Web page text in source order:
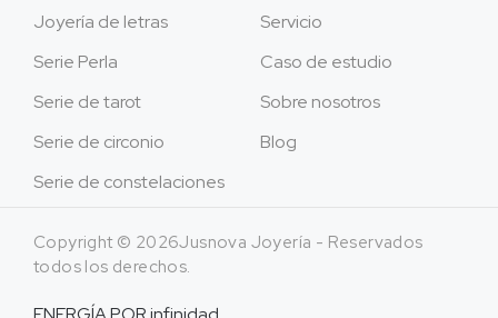
Joyería de letras
Serie Perla
Serie de tarot
Serie de circonio
Serie de constelaciones
Servicio
Caso de estudio
Sobre nosotros
Blog
Copyright © 2026Jusnova Joyería - Reservados
todos los derechos.